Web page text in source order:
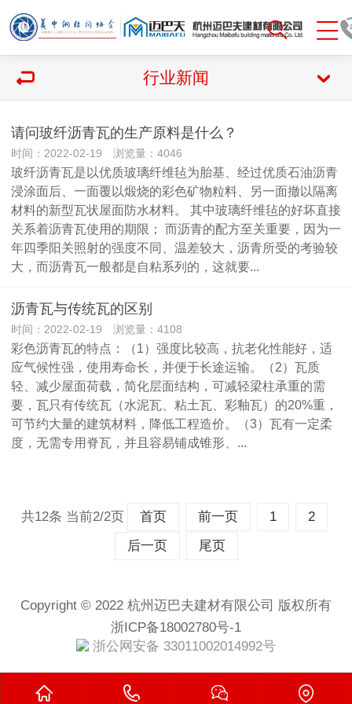
行业新闻
请问玻纤沥青瓦的生产原料是什么？
时间：2022-02-19 浏览量：4046
玻纤沥青瓦是以优质玻璃纤维毡为胎基、经过优质石油沥青
浸涂面后、一面覆以煅烧的彩色矿物粒料、另一面撤以隔离
材料的新型瓦状屋面防水材料。 其中玻璃纤维毡的好坏直接
关系着沥青瓦使用的期限； 而沥青的配方至关重要，因为一
年四季阳关照射的强度不同、温差较大，沥青所受的考验较
大，而沥青瓦一般都是自粘系列的，这就要...
沥青瓦与传统瓦的区别
时间：2022-02-19 浏览量：4108
彩色沥青瓦的特点：（1）强度比较高，抗老化性能好，适
应气候性强，使用寿命长，并便于长途运输。（2）瓦质
轻、减少屋面荷载，简化层面结构，可减轻梁柱承重的需
要，瓦只有传统瓦（水泥瓦、粘土瓦、彩釉瓦）的20%重，
可节约大量的建筑材料，降低工程造价。（3）瓦有一定柔
度，无需专用脊瓦，并且容易铺成锥形、...
共12条 当前2/2页 首页 前一页 1
2
后一页
尾页
Copyright © 2022 杭州迈巴夫建材有限公司 版权所有
浙ICP备18002780号-1
浙公网安备 33011002014992号